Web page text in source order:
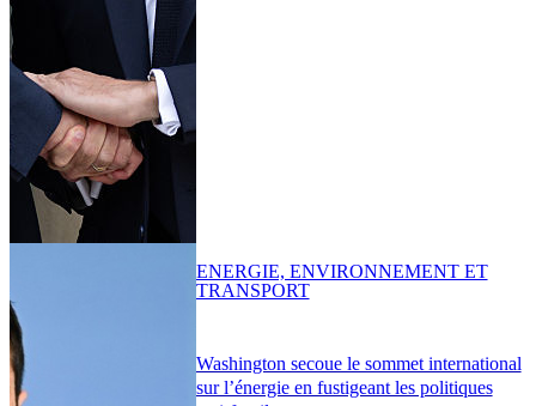
Washington secoue le sommet international
sur l’énergie en fustigeant les politiques
ENERGIE, ENVIRONNEMENT ET
TRANSPORT